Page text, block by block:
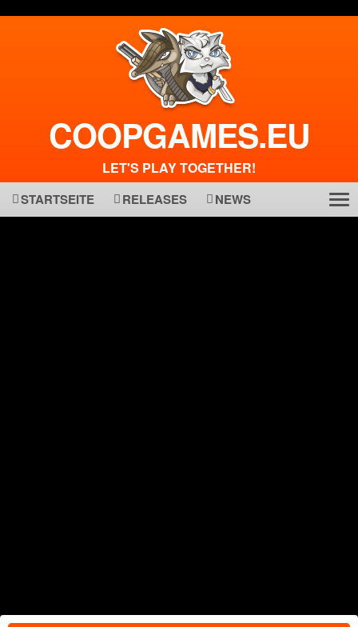
COOPGAMES.EU
LET'S PLAY TOGETHER!
STARTSEITE RELEASES NEWS